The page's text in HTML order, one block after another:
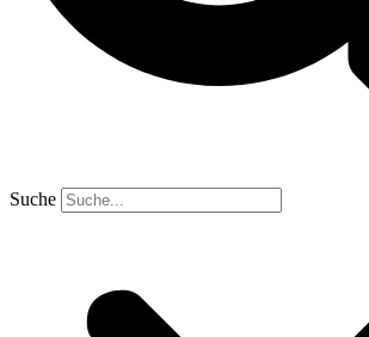
Suche